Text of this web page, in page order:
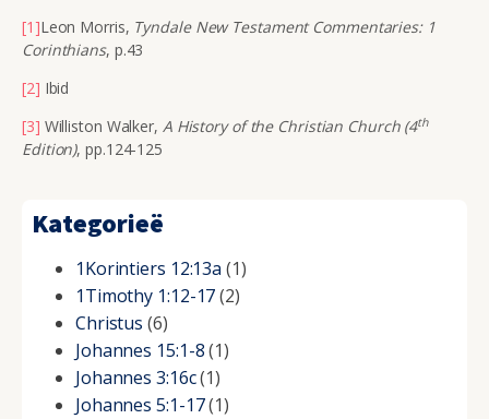
[1]Leon Morris, Tyndale New Testament Commentaries: 1
Corinthians, p.43
[2] Ibid
[3] Williston Walker, A History of the Christian Church (4th
Edition), pp.124-125
Kategorieë
1Korintiers 12:13a (1)
1Timothy 1:12-17(2)
Christus (6)
Johannes 15:1-8(1)
Johannes 3:16c(1)
Johannes 5:1-17(1)